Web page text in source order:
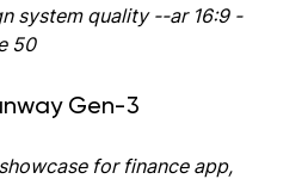
system quality --ar 16:9 -
50
Gen-3
for finance app,